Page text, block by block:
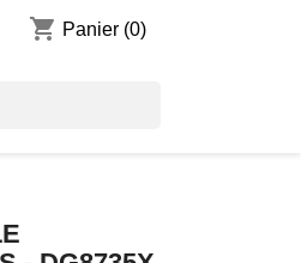
shopping_cart Panier (0)